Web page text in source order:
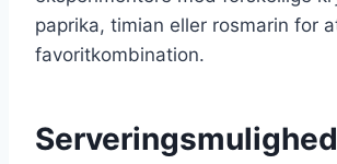
paprika, timian eller rosmarin for
favoritkombination.